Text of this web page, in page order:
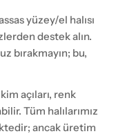
yüzey/el halısı
destek alın.
bırakmayın; bu,
açıları, renk
Tüm halılarımız
ancak üretim